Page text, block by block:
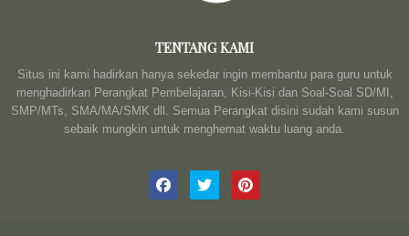
TENTANG KAMI
Situs ini kami hadirkan hanya sekedar ingin membantu para guru untuk
menghadirkan Perangkat Pembelajaran, Kisi-Kisi dan Soal-Soal SD/MI,
SMP/MTs, SMA/MA/SMK dll. Semua Perangkat disini sudah kami susun
sebaik mungkin untuk menghemat waktu luang anda.